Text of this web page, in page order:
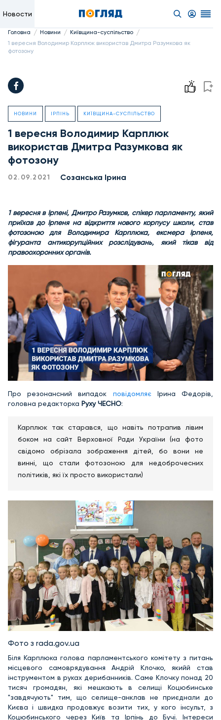
Новости
Головна / Новини / Київщина-суспільство /
1 вересня Володимир Карплюк використав Дмитра Разумкова як
фотозону
НОВИНИ ІРПІНЬ КИЇВЩИНА-СУСПІЛЬСТВО
1 вересня Володимир Карплюк
використав Дмитра Разумкова як
фотозону
02.09.2021 Созанська Ірина
1 вересня в Ірпені, Дмитро Разумков, спікер парламенту, який
приїхав до Ірпеня на відкриття нового корпусу школи, став
фотозоною для Володимира Карплюка, ексмера Ірпеня,
фігуранта антикорупційних розслідувань, який тікав від
правоохоронних органів.
Про резонансний випадок повідомляєІрина Федорів,
головна редакторка Руху ЧЕСНО:
Карплюк так старався, що навіть потрапив лівим
боком на сайт Верховної Ради України (на фото
свідомо обрізала зображення дітей, бо вони не
винні, що стали фотозоною для недоброчесних
політиків, які їх просто використали)
Фото з rada.gov.ua
Біля Карплюка голова парламентського комітету з питань
місцевого самоврядування Андрій Клочко, якийй став
інструментом в руках дерибанників. Саме Клочку понад 20
тисяч громадян, які мешкають в селищі Коцюбинське
"завдячують" тим, що селище-анклав не приєднали до
Києва і швидка продовжує возити тих, у кого інсульт, з
Коцюбинського через Київ та Ірпінь до Бучі. Інтереси